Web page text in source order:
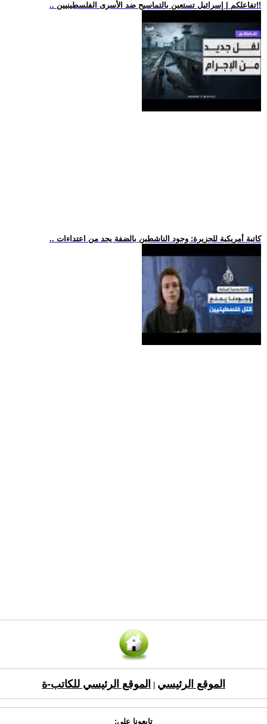
.. تفاعلكم | إسرائيل تستعين بالتماسيح ضد الأسرى الفلسطينيين!!
.. كاتبة أمريكية للجزيرة: وجود الناشطين بالضفة يحد من اعتداءات
الموقع الرئيسي الموقع الرئيسي للكاتب-ة
تابعونا على: